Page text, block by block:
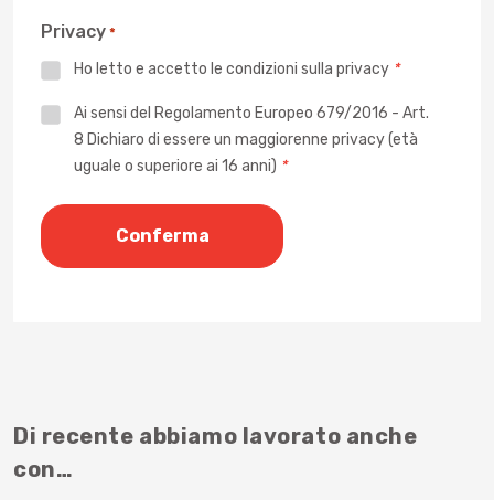
Privacy *
Ho letto e accetto le condizioni sulla privacy *
PrivacyAi sensi del Regolamento Europeo 679/2016 - Art.
8 Dichiaro di essere un maggiorenne privacy (età
uguale o superiore ai 16 anni) *
Di recente abbiamo lavorato anche
con…